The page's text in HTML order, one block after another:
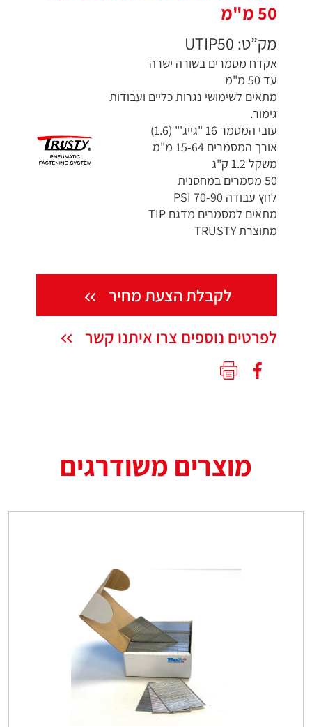
50 מ"מ
מק”ט: UTIP50
אקדח מסמרים בשורה ישרה
עד 50 מ"מ
מתאים לשימושי נגרות כליים ועבודות
גימור.
עובי המסמר 16 "גייג'" (1.6)
אורך המסמרים 15-64 מ"מ
משקל 1.2 ק"ג
50 מסמרים במחסנית
לחץ עבודה 70-90 PSI
מתאים למסמרים מדגם TIP
מתוצרת TRUSTY
לקבלת הצעת מחיר
לפרטים נוספים צרו איתנו קשר
מוצרים משודרגים